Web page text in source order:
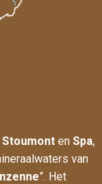
Stoumont en Spa,
van
”. Het